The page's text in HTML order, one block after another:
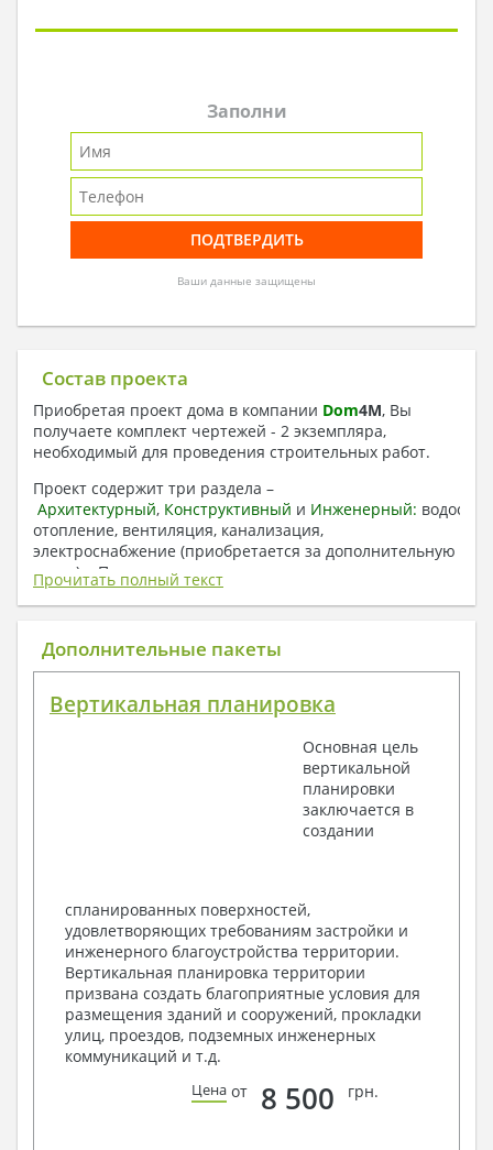
Заполни
Ваши данные защищены
Состав проекта
Приобретая проект дома в компании Dom4M, Вы
получаете комплект чертежей - 2 экземпляра,
необходимый для проведения строительных работ.
Проект содержит три раздела –
Архитектурный, Конструктивный и Инженерный:
отопление, вентиляция, канализация,
электроснабжение (приобретается за дополнительную
плату) + Пояснительная записка.
1. Архитектурный раздел:
Общие данные по проекту
Поэтажные маркировочные планы с
Разрезы и состав конструкций
Фасады с ведомостью внешних отделок
Элементы проемов – спецификация
Ведомость перемычек – сечения и
Архитектурные узлы в конструкциях
2. Конструктивный раздел:
Общие данные по проекту
Схемы расположения и расчеты фундаментов
Элементы каркаса – схемы расположения
Схема расположения перекрытий
Опоры перекрытия на стены или Узлы
Элементы кровли – схемы расположения
Прочитать полный текст
Дополнительные пакеты
Вертикальная планировка
Основная цель
вертикальной
планировки
заключается в
создании
спланированных поверхностей,
удовлетворяющих требованиям застройки и
инженерного благоустройства территории.
Вертикальная планировка территории
призвана создать благоприятные условия для
размещения зданий и сооружений, прокладки
улиц, проездов, подземных инженерных
коммуникаций и т.д.
Цена от 8 500 грн.